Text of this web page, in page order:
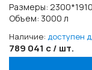
Размеры:
Объем: 3000 л
Наличие: доступен
789 041 с / шт.